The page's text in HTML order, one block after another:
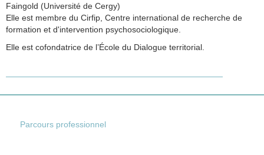
Faingold (Université de Cergy)
Elle est membre du Cirfip, Centre international de recherche de
formation et d'intervention psychosociologique.
Elle est cofondatrice de l’École du Dialogue territorial.
Parcours professionnel